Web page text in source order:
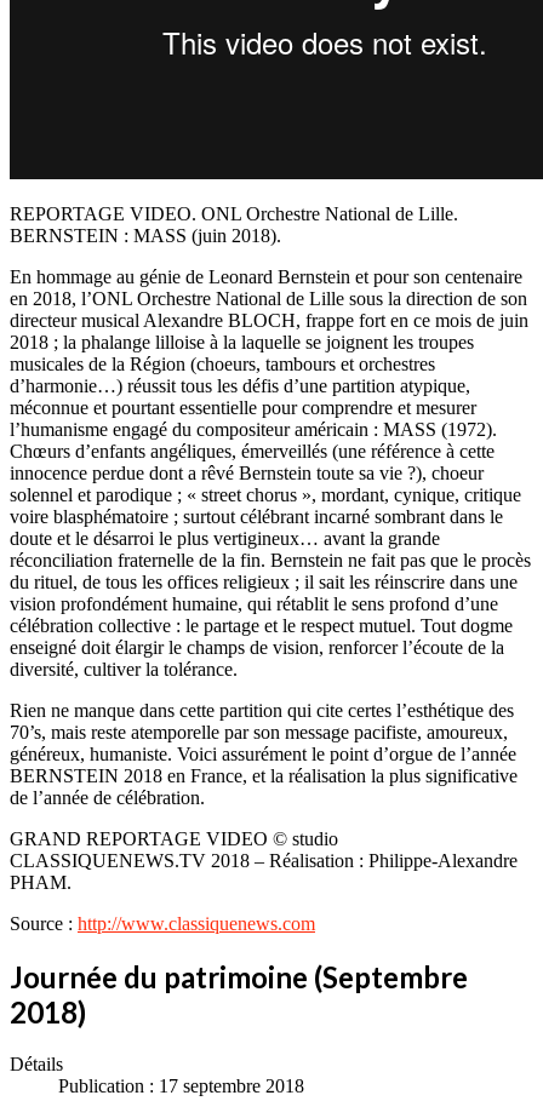
REPORTAGE VIDEO. ONL Orchestre National de Lille.
BERNSTEIN : MASS (juin 2018).
En hommage au génie de Leonard Bernstein et pour son centenaire
en 2018, l’ONL Orchestre National de Lille sous la direction de son
directeur musical Alexandre BLOCH, frappe fort en ce mois de juin
2018 ; la phalange lilloise à la laquelle se joignent les troupes
musicales de la Région (choeurs, tambours et orchestres
d’harmonie…) réussit tous les défis d’une partition atypique,
méconnue et pourtant essentielle pour comprendre et mesurer
l’humanisme engagé du compositeur américain : MASS (1972).
Chœurs d’enfants angéliques, émerveillés (une référence à cette
innocence perdue dont a rêvé Bernstein toute sa vie ?), choeur
solennel et parodique ; « street chorus », mordant, cynique, critique
voire blasphématoire ; surtout célébrant incarné sombrant dans le
doute et le désarroi le plus vertigineux… avant la grande
réconciliation fraternelle de la fin. Bernstein ne fait pas que le procès
du rituel, de tous les offices religieux ; il sait les réinscrire dans une
vision profondément humaine, qui rétablit le sens profond d’une
célébration collective : le partage et le respect mutuel. Tout dogme
enseigné doit élargir le champs de vision, renforcer l’écoute de la
diversité, cultiver la tolérance.
Rien ne manque dans cette partition qui cite certes l’esthétique des
70’s, mais reste atemporelle par son message pacifiste, amoureux,
généreux, humaniste. Voici assurément le point d’orgue de l’année
BERNSTEIN 2018 en France, et la réalisation la plus significative
de l’année de célébration.
GRAND REPORTAGE VIDEO © studio
CLASSIQUENEWS.TV 2018 – Réalisation : Philippe-Alexandre
PHAM.
Source : http://www.classiquenews.com
Journée du patrimoine (Septembre
2018)
Détails
Publication : 17 septembre 2018